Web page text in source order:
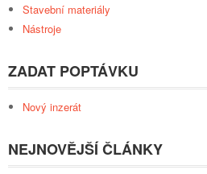
Stavební materiály
Nástroje
ZADAT POPTÁVKU
Nový inzerát
NEJNOVĚJŠÍ ČLÁNKY